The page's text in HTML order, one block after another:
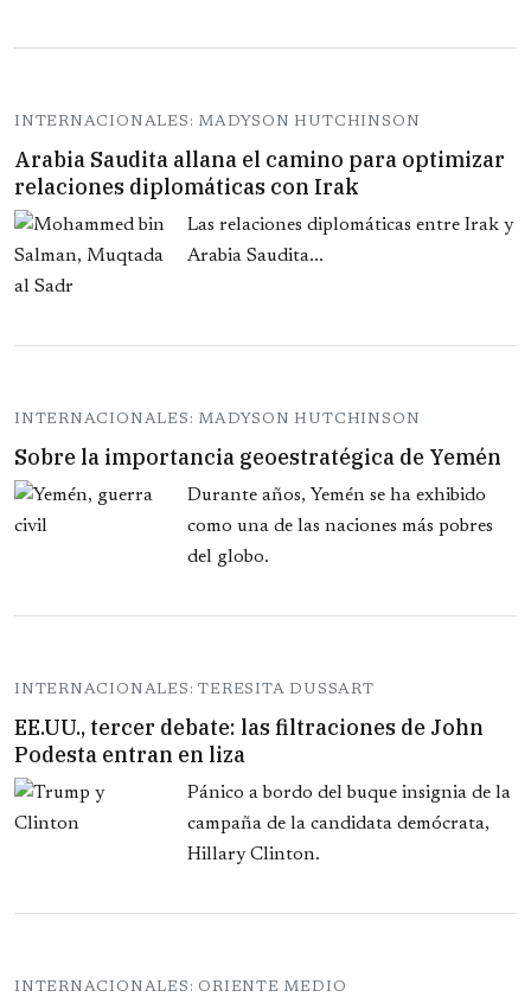
INTERNACIONALES: MADYSON HUTCHINSON
Arabia Saudita allana el camino para optimizar
relaciones diplomáticas con Irak
Las relaciones diplomáticas entre Irak y
Arabia Saudita...
INTERNACIONALES: MADYSON HUTCHINSON
Sobre la importancia geoestratégica de Yemén
Durante años, Yemén se ha exhibido
como una de las naciones más pobres
del globo.
INTERNACIONALES: TERESITA DUSSART
EE.UU., tercer debate: las filtraciones de John
Podesta entran en liza
Pánico a bordo del buque insignia de la
campaña de la candidata demócrata,
Hillary Clinton.
INTERNACIONALES: ORIENTE MEDIO